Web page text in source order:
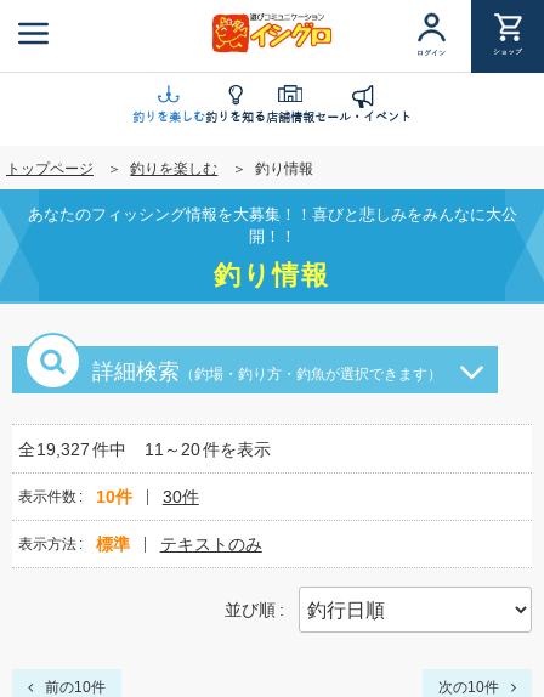
ン
に
移
動
ログイン ショップ
釣りを楽しむ釣りを知る店舗情報セール・イベント
トップページ 釣りを楽しむ 釣り情報
あなたのフィッシング情報を大募集！！喜びと悲しみをみんなに大公
開！！
釣り情報
詳細検索 （釣場・釣り方・釣魚が選択できます）
全19,327件中 11～20件を表示
表示件数 10件 30件
表示方法 標準 テキストのみ
並び順
前の10件 次の10件